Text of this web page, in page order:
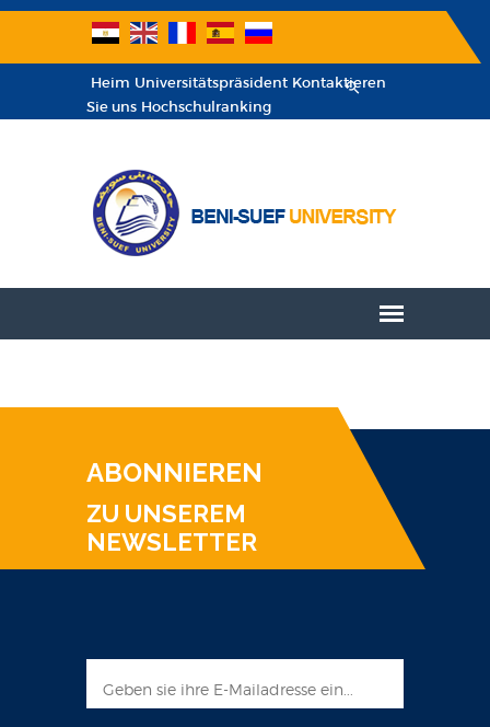
Heim Universitätspräsident Kontaktieren
Sie uns Hochschulranking
ABONNIEREN
ZU UNSEREM
NEWSLETTER